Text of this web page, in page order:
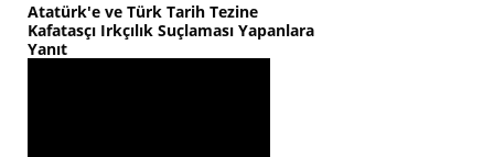
Atatürk'e ve Türk Tarih Tezine
Kafatasçı Irkçılık Suçlaması Yapanlara
Yanıt